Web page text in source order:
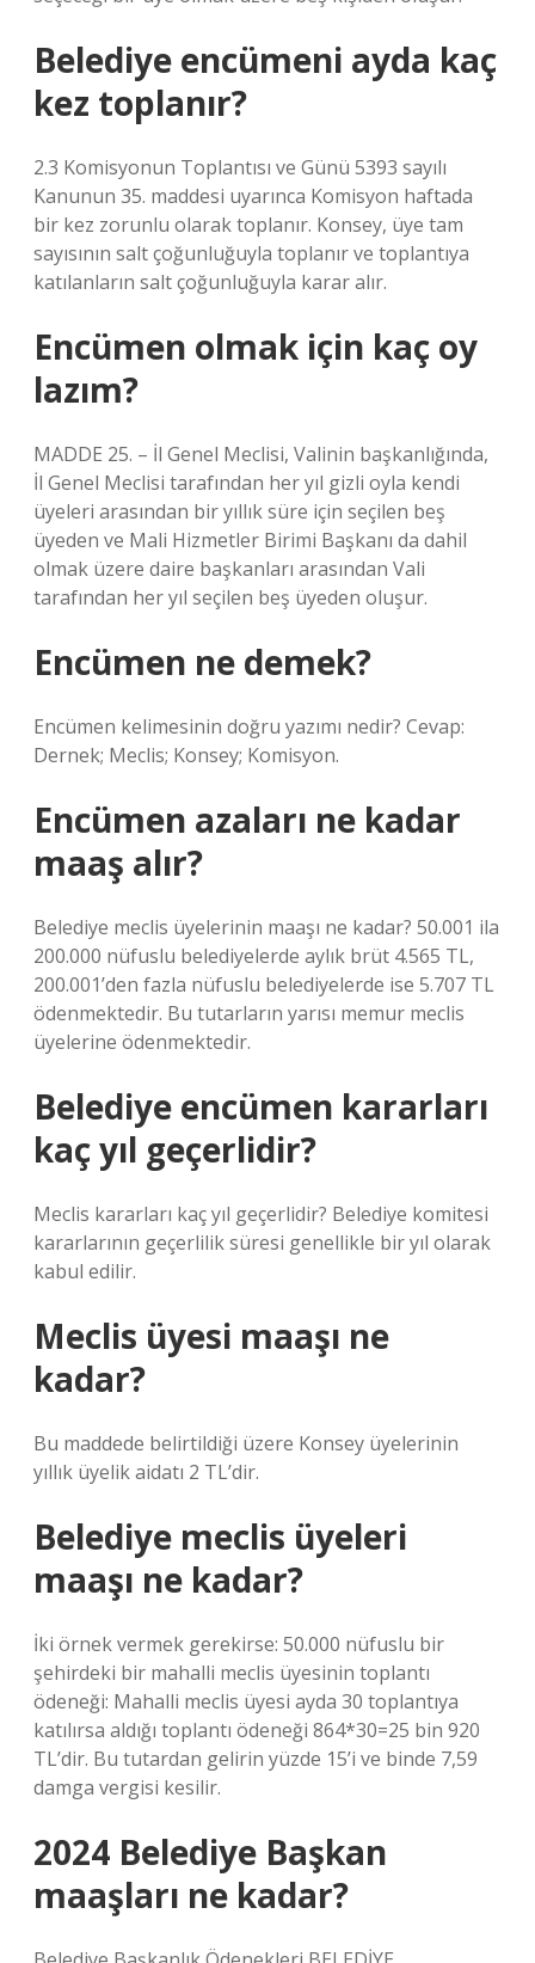
Belediye encümeni ayda kaç
kez toplanır?
2.3 Komisyonun Toplantısı ve Günü 5393 sayılı
Kanunun 35. maddesi uyarınca Komisyon haftada
bir kez zorunlu olarak toplanır. Konsey, üye tam
sayısının salt çoğunluğuyla toplanır ve toplantıya
katılanların salt çoğunluğuyla karar alır.
Encümen olmak için kaç oy
lazım?
MADDE 25. – İl Genel Meclisi, Valinin başkanlığında,
İl Genel Meclisi tarafından her yıl gizli oyla kendi
üyeleri arasından bir yıllık süre için seçilen beş
üyeden ve Mali Hizmetler Birimi Başkanı da dahil
olmak üzere daire başkanları arasından Vali
tarafından her yıl seçilen beş üyeden oluşur.
Encümen ne demek?
Encümen kelimesinin doğru yazımı nedir? Cevap:
Dernek; Meclis; Konsey; Komisyon.
Encümen azaları ne kadar
maaş alır?
Belediye meclis üyelerinin maaşı ne kadar? 50.001 ila
200.000 nüfuslu belediyelerde aylık brüt 4.565 TL,
200.001’den fazla nüfuslu belediyelerde ise 5.707 TL
ödenmektedir. Bu tutarların yarısı memur meclis
üyelerine ödenmektedir.
Belediye encümen kararları
kaç yıl geçerlidir?
Meclis kararları kaç yıl geçerlidir? Belediye komitesi
kararlarının geçerlilik süresi genellikle bir yıl olarak
kabul edilir.
Meclis üyesi maaşı ne
kadar?
Bu maddede belirtildiği üzere Konsey üyelerinin
yıllık üyelik aidatı 2 TL’dir.
Belediye meclis üyeleri
maaşı ne kadar?
İki örnek vermek gerekirse: 50.000 nüfuslu bir
şehirdeki bir mahalli meclis üyesinin toplantı
ödeneği: Mahalli meclis üyesi ayda 30 toplantıya
katılırsa aldığı toplantı ödeneği 864*30=25 bin 920
TL’dir. Bu tutardan gelirin yüzde 15’i ve binde 7,59
damga vergisi kesilir.
2024 Belediye Başkan
maaşları ne kadar?